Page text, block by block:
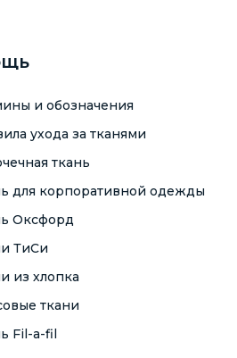
и обозначения
ухода за тканями
ткань
для корпоративной одежды
Оксфорд
ТиСи
из хлопка
ткани
Fil-a-fil